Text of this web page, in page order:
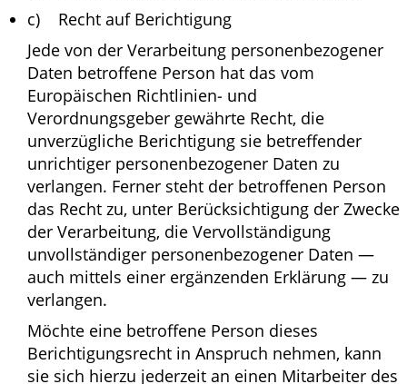
c) Recht auf Berichtigung
Jede von der Verarbeitung personenbezogener
Daten betroffene Person hat das vom
Europäischen Richtlinien- und
Verordnungsgeber gewährte Recht, die
unverzügliche Berichtigung sie betreffender
unrichtiger personenbezogener Daten zu
verlangen. Ferner steht der betroffenen Person
das Recht zu, unter Berücksichtigung der Zwecke
der Verarbeitung, die Vervollständigung
unvollständiger personenbezogener Daten —
auch mittels einer ergänzenden Erklärung — zu
verlangen.
Möchte eine betroffene Person dieses
Berichtigungsrecht in Anspruch nehmen, kann
sie sich hierzu jederzeit an einen Mitarbeiter des